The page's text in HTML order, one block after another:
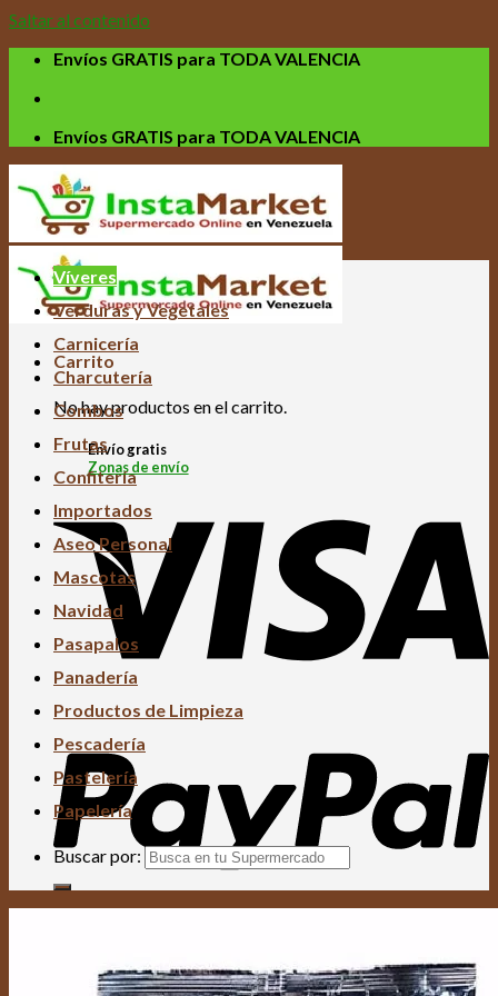
Saltar al contenido
Envíos GRATIS para TODA VALENCIA
Envíos GRATIS para TODA VALENCIA
Carrito
No hay productos en el carrito.
Envío gratis
Zonas de envío
Víveres
Verduras y Vegetales
Carnicería
Charcutería
Combos
Frutas
Confitería
Importados
Aseo Personal
Mascotas
Navidad
Pasapalos
Panadería
Productos de Limpieza
Pescadería
Pastelería
Papelería
Buscar por: